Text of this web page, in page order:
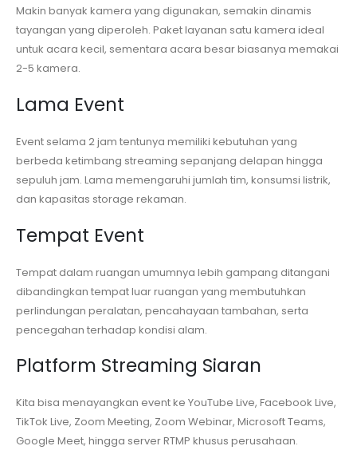
Makin banyak kamera yang digunakan, semakin dinamis
tayangan yang diperoleh. Paket layanan satu kamera ideal
untuk acara kecil, sementara acara besar biasanya memakai
2-5 kamera.
Lama Event
Event selama 2 jam tentunya memiliki kebutuhan yang
berbeda ketimbang streaming sepanjang delapan hingga
sepuluh jam. Lama memengaruhi jumlah tim, konsumsi listrik,
dan kapasitas storage rekaman.
Tempat Event
Tempat dalam ruangan umumnya lebih gampang ditangani
dibandingkan tempat luar ruangan yang membutuhkan
perlindungan peralatan, pencahayaan tambahan, serta
pencegahan terhadap kondisi alam.
Platform Streaming Siaran
Kita bisa menayangkan event ke YouTube Live, Facebook Live,
TikTok Live, Zoom Meeting, Zoom Webinar, Microsoft Teams,
Google Meet, hingga server RTMP khusus perusahaan.